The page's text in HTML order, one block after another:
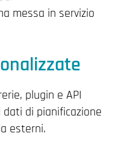
messa in servizio
plugin e API
di pianificazione
esterni.